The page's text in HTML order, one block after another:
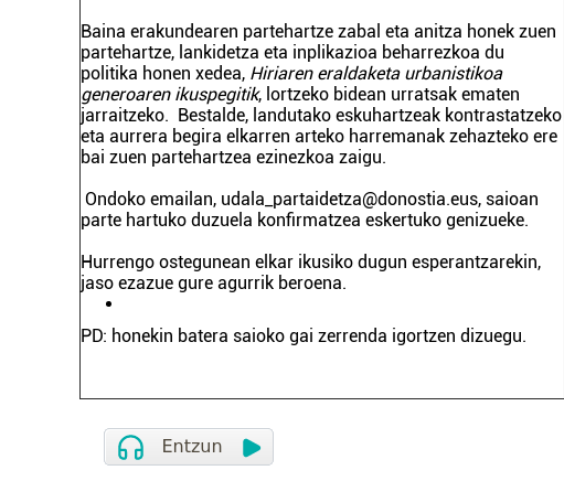
Baina erakundearen partehartze zabal eta anitza honek zuen
partehartze, lankidetza eta inplikazioa beharrezkoa du
politika honen xedea, Hiriaren eraldaketa urbanistikoa
generoaren ikuspegitik, lortzeko bidean urratsak ematen
jarraitzeko. Bestalde, landutako eskuhartzeak kontrastatzeko
eta aurrera begira elkarren arteko harremanak zehazteko ere
bai zuen partehartzea ezinezkoa zaigu.
Ondoko emailan, udala_partaidetza@donostia.eus, saioan
parte hartuko duzuela konfirmatzea eskertuko genizueke.
Hurrengo ostegunean elkar ikusiko dugun esperantzarekin,
jaso ezazue gure agurrik beroena.
PD: honekin batera saioko gai zerrenda igortzen dizuegu.